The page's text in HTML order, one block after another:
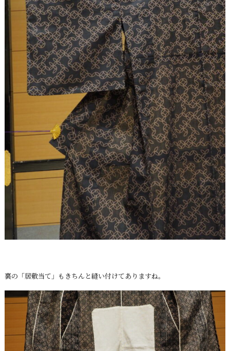
裏の「居敷当て」もきちんと縫い付けてありますね。